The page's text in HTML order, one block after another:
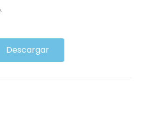
Descargar